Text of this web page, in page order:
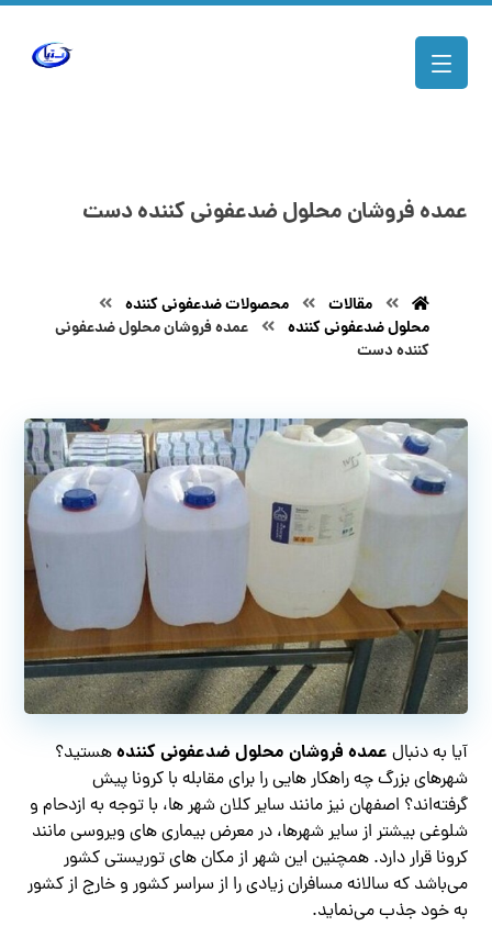
عمده فروشان محلول ضدعفونی کننده دست
مقالات
محصولات ضدعفونی کننده
محلول ضدعفونی کننده
عمده فروشان محلول ضدعفونی
کننده دست
آیا به دنبال عمده فروشان محلول ضدعفونی کنندههستید؟
شهرهای بزرگ چه راهکار هایی را برای مقابله با کرونا پیش
گرفته‌اند؟ اصفهان نیز مانند سایر کلان شهر ها، با توجه به ازدحام و
شلوغی بیشتر از سایر شهرها، در معرض بیماری های ویروسی مانند
کرونا قرار دارد. همچنین این شهر از مکان های توریستی کشور
می‌باشد که سالانه مسافران زیادی را از سراسر کشور و خارج از کشور
به خود جذب می‌نماید.